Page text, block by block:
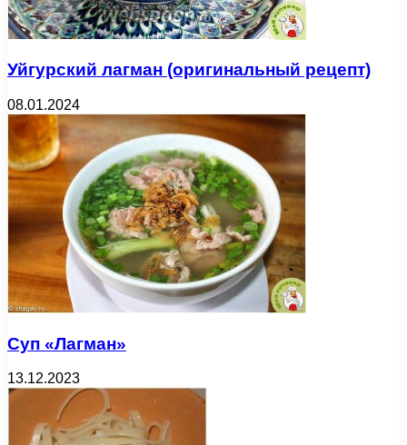
Уйгурский лагман (оригинальный рецепт)
08.01.2024
Суп «Лагман»
13.12.2023